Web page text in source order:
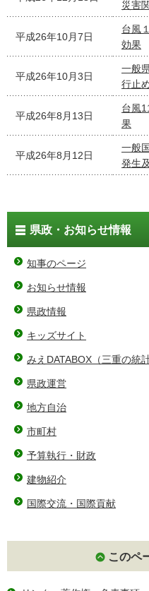
災害
平成26年10月7日
台風
効果
平成26年10月3日
一般
行止
平成26年8月13日
台風
果
平成26年8月12日
一般
発生
県政・お知らせ情報
知事のページ
お知らせ情報
県政情報
キッズサイト
みえDATABOX（三重の統計
県政運営
地方自治
市町村
予算執行・財政
建物紹介
国際交流・国際貢献
このペ